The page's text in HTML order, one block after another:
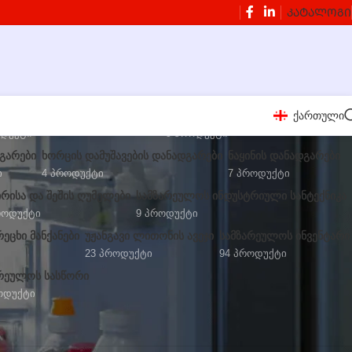
ᲙᲐᲢᲐᲚᲝᲒᲘ
ქართული
ᲑᲚᲔᲜᲓᲔᲠᲔᲑᲘ ᲓᲐ ᲬᲕᲔᲜᲡᲐᲬᲣᲠᲔᲑᲘ
9 Პროდუქტი
ᲮᲝᲠᲪᲘᲡ ᲓᲐᲛᲣᲨᲐᲕᲔᲑᲘᲡ ᲓᲐᲜᲐᲓᲒᲐᲠᲔᲑᲘ
4 Პროდუქტი
ᲜᲐᲧᲘᲜᲘᲡ ᲓᲐᲜᲐᲓᲒᲐᲠᲔᲑᲘ
7 Პროდუქტი
ᲓᲐ ᲨᲔᲨᲘᲡ ᲦᲣᲛᲔᲚᲔᲑᲘ ᲡᲐᲛᲖᲐᲠᲔᲣᲚᲝᲡ ᲘᲜᲓᲣᲡᲢᲠᲘᲣᲚᲘ ᲡᲐᲜᲢᲔᲥᲜᲘᲙᲐ
9 Პროდუქტი
ᲛᲐᲜᲥᲐᲜᲔᲑᲘ ᲣᲟᲐᲜᲒᲐᲕᲘ ᲚᲘᲗᲝᲜᲘᲡ ᲐᲕᲔᲯᲘ
23 Პროდუქტი
ᲡᲐᲛᲖᲐᲠᲔᲣᲚᲝᲡ ᲘᲜᲕᲔᲜᲢᲐᲠᲘ
94 Პროდუქტი
ᲡᲐᲡᲬᲝᲠᲘ